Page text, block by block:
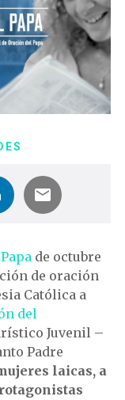
de octubre
de oración
Católica a
del
Juvenil –
Padre
laicas, a